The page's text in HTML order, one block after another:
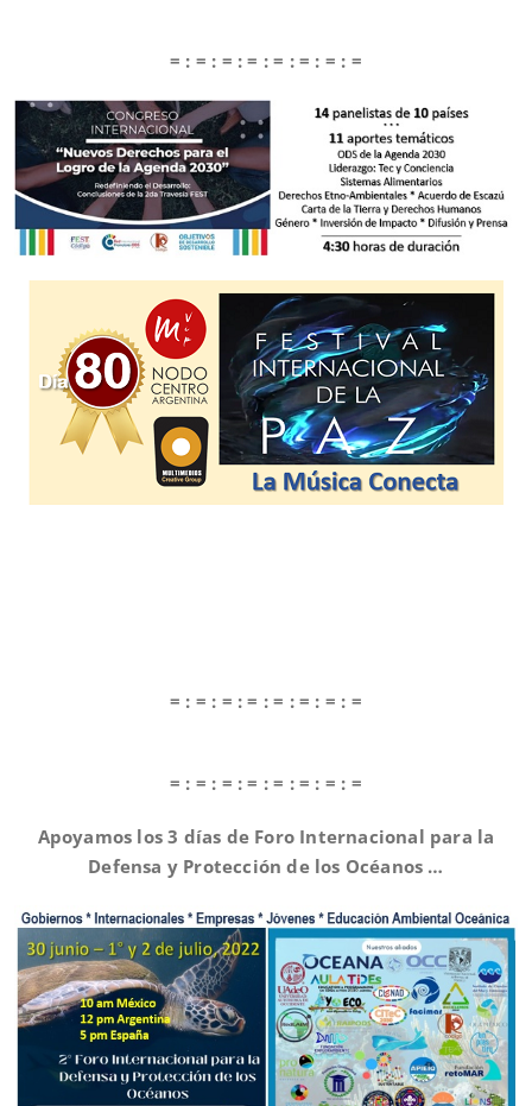
= : = : = : = : = : = : = : =
= : = : = : = : = : = : = : =
= : = : = : = : = : = : = : =
Apoyamos los 3 días de Foro Internacional para la
Defensa y Protección de los Océanos …